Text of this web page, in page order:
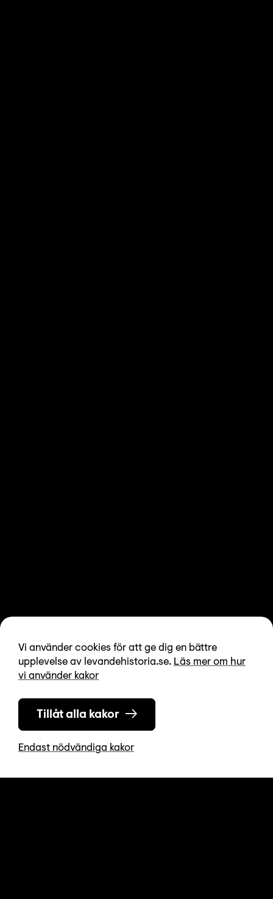
Vi använder cookies för att ge dig en bättre
upplevelse av levandehistoria.se. Läs mer om hur
vi använder kakor
Tillåt alla kakor
Endast nödvändiga kakor